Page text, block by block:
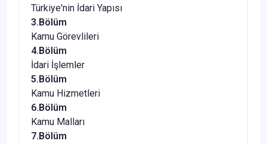
Türkiye'nin İdari Yapısı
3.Bölüm
Kamu Görevlileri
4.Bölüm
İdari İşlemler
5.Bölüm
Kamu Hizmetleri
6.Bölüm
Kamu Malları
7.Bölüm